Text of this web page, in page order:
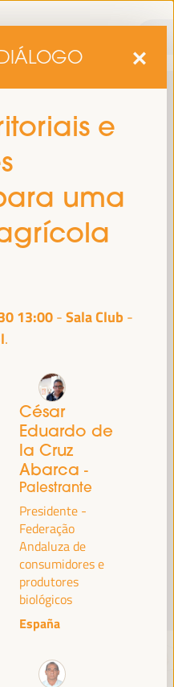
o Desenvolvimento
e
uma
13:00 Sala Club
César
Eduardo de
la Cruz
Abarca -
Palestrante
Presidente -
Federação
Andaluza de
consumidores e
produtores
biológicos
España